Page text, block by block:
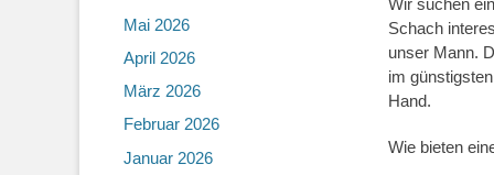
Wir suchen
Schach
unser Mann.
im
Hand.
Wie bieten
Mai 2026
April 2026
März 2026
Februar 2026
Januar 2026